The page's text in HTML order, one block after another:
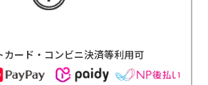
カード・コンビニ決済等利用可